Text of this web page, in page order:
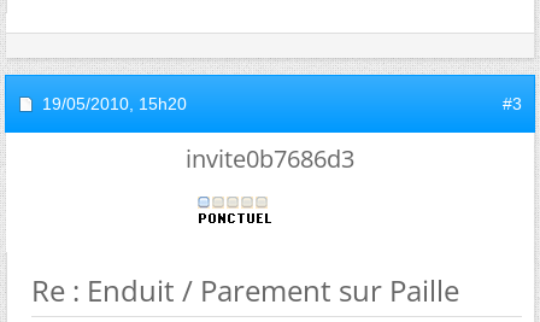
19/05/2010, 15h20 #3
invite0b7686d3
Re : Enduit / Parement sur Paille